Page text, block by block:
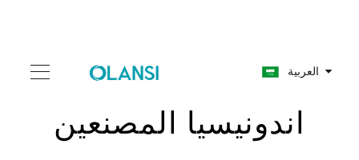
العربية
اندونيسيا المصنعين